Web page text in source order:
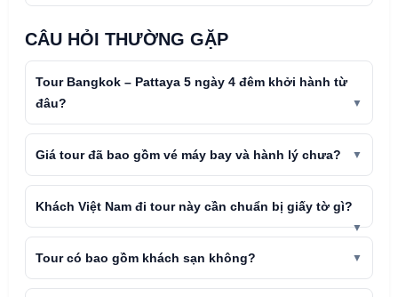
CÂU HỎI THƯỜNG GẶP
Tour Bangkok – Pattaya 5 ngày 4 đêm khởi hành từ
đâu?
Giá tour đã bao gồm vé máy bay và hành lý chưa?
Khách Việt Nam đi tour này cần chuẩn bị giấy tờ gì?
Tour có bao gồm khách sạn không?